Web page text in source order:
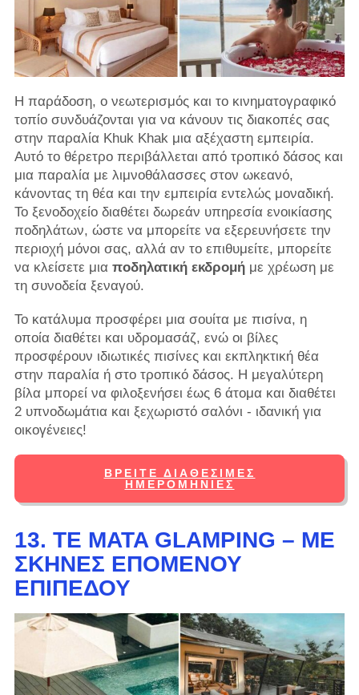
Η παράδοση, ο νεωτερισμός και το κινηματογραφικό
τοπίο συνδυάζονται για να κάνουν τις διακοπές σας
στην παραλία Khuk Khak μια αξέχαστη εμπειρία.
Αυτό το θέρετρο περιβάλλεται από τροπικό δάσος και
μια παραλία με λιμνοθάλασσες στον ωκεανό,
κάνοντας τη θέα και την εμπειρία εντελώς μοναδική.
Το ξενοδοχείο διαθέτει δωρεάν υπηρεσία ενοικίασης
ποδηλάτων, ώστε να μπορείτε να εξερευνήσετε την
περιοχή μόνοι σας, αλλά αν το επιθυμείτε, μπορείτε
να κλείσετε μια ποδηλατική εκδρομήμε χρέωση με
τη συνοδεία ξεναγού.
Το κατάλυμα προσφέρει μια σουίτα με πισίνα, η
οποία διαθέτει και υδρομασάζ, ενώ οι βίλες
προσφέρουν ιδιωτικές πισίνες και εκπληκτική θέα
στην παραλία ή στο τροπικό δάσος. Η μεγαλύτερη
βίλα μπορεί να φιλοξενήσει έως 6 άτομα και διαθέτει
2 υπνοδωμάτια και ξεχωριστό σαλόνι - ιδανική για
οικογένειες!
ΒΡΕΊΤΕ ΔΙΑΘΈΣΙΜΕΣ
ΗΜΕΡΟΜΗΝΊΕΣ
13. TE MATA GLAMPING – ΜΕ
ΣΚΗΝΈΣ ΕΠΌΜΕΝΟΥ
ΕΠΙΠΈΔΟΥ